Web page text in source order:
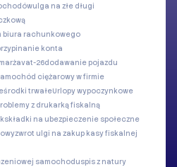
ulga na złe długi
biura rachunkowego
konta
vat-26dodawanie pojazdu
ciężarowy w firmie
środki trwałeUrlopy wypoczynkowe
z drukarką fiskalną
składki na ubezpieczenie społeczne
zwrot ulgi na zakup kasy fiskalnej
samochoduspis z natury